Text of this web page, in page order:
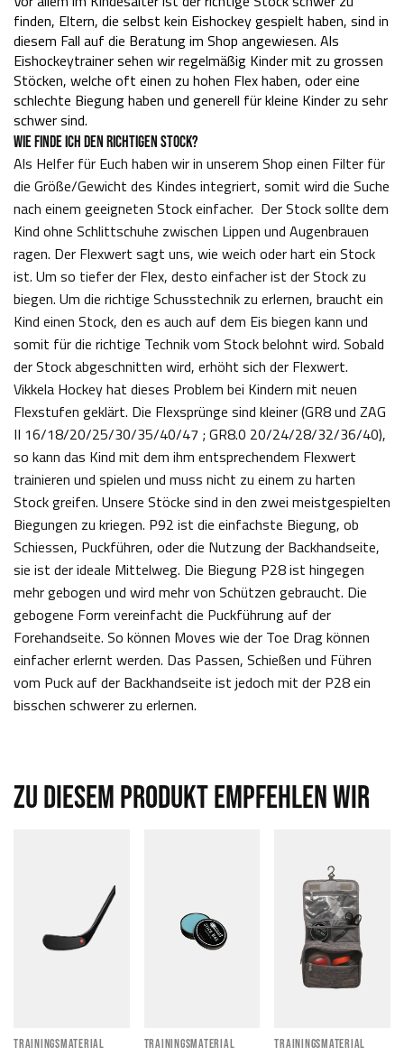
finden, Eltern, die selbst kein Eishockey gespielt haben, sind in
diesem Fall auf die Beratung im Shop angewiesen. Als
Eishockeytrainer sehen wir regelmäßig Kinder mit zu grossen
Stöcken, welche oft einen zu hohen Flex haben, oder eine
schlechte Biegung haben und generell für kleine Kinder zu sehr
schwer sind.
WIE FINDE ICH DEN RICHTIGEN STOCK?
Als Helfer für Euch haben wir in unserem Shop einen Filter für
die Größe/Gewicht des Kindes integriert, somit wird die Suche
nach einem geeigneten Stock einfacher. Der Stock sollte dem
Kind ohne Schlittschuhe zwischen Lippen und Augenbrauen
ragen. Der Flexwert sagt uns, wie weich oder hart ein Stock
ist. Um so tiefer der Flex, desto einfacher ist der Stock zu
biegen. Um die richtige Schusstechnik zu erlernen, braucht ein
Kind einen Stock, den es auch auf dem Eis biegen kann und
somit für die richtige Technik vom Stock belohnt wird. Sobald
der Stock abgeschnitten wird, erhöht sich der Flexwert.
Vikkela Hockey hat dieses Problem bei Kindern mit neuen
Flexstufen geklärt. Die Flexsprünge sind kleiner (GR8 und ZAG
II 16/18/20/25/30/35/40/47 ; GR8.0 20/24/28/32/36/40),
so kann das Kind mit dem ihm entsprechendem Flexwert
trainieren und spielen und muss nicht zu einem zu harten
Stock greifen. Unsere Stöcke sind in den zwei meistgespielten
Biegungen zu kriegen. P92 ist die einfachste Biegung, ob
Schiessen, Puckführen, oder die Nutzung der Backhandseite,
sie ist der ideale Mittelweg. Die Biegung P28 ist hingegen
mehr gebogen und wird mehr von Schützen gebraucht. Die
gebogene Form vereinfacht die Puckführung auf der
Forehandseite. So können Moves wie der Toe Drag können
einfacher erlernt werden. Das Passen, Schießen und Führen
vom Puck auf der Backhandseite ist jedoch mit der P28 ein
bisschen schwerer zu erlernen.
ZU DIESEM PRODUKT EMPFEHLEN WIR
TRAININGSMATERIAL TRAININGSMATERIAL TRAININGSMATERIAL